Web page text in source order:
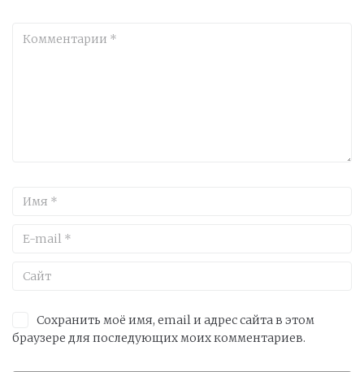
Сохранить моё имя, email и адрес сайта в этом
браузере для последующих моих комментариев.